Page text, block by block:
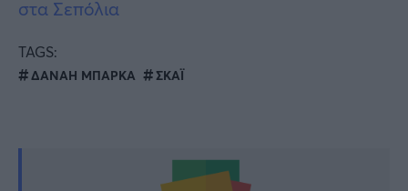
στα Σεπόλια
TAGS:
ΔΑΝΑΗ ΜΠΑΡΚΑ ΣΚΑΪ